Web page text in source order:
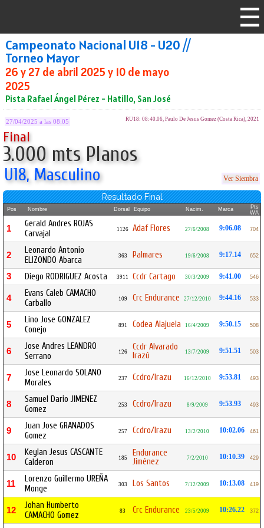
Campeonato Nacional U18 - U20 //
Torneo Mayor
26 y 27 de abril 2025 y 10 de mayo
2025
Pista Rafael Ángel Pérez - Hatillo, San José
27/04/2025 a las 08:05 RU18: 08:40.06, Paulo De Jesus Gomez (Costa Rica), 2021
Final
3.000 mts Planos
U18, Masculino Ver Siembra
Resultado Final
Pos Nombre Dorsal Equipo Nacim. Marca
Pts
WA
1
Gerald Andres ROJAS
Carvajal
1126 Adaf Flores 27/6/2008 9:06.08 704
2
Leonardo Antonio
ELIZONDO Abarca
363 Palmares 19/6/2008 9:17.14 652
3 Diego RODRIGUEZ Acosta 3911 Ccdr Cartago 30/3/2009 9:41.00 546
4
Evans Caleb CAMACHO
Carballo
109 Crc Endurance 27/12/2010 9:44.16 533
5
Lino Jose GONZALEZ
Conejo
891 Codea Alajuela 16/4/2009 9:50.15 508
6
Jose Andres LEANDRO
Serrano
126
Ccdr Alvarado
Irazú
13/7/2009 9:51.51 503
7
Jose Leonardo SOLANO
Morales
237 Ccdro/Irazu 16/12/2010 9:53.81 493
8
Samuel Dario JIMENEZ
Gomez
253 Ccdro/Irazu 8/9/2009 9:53.93 493
9
Juan Jose GRANADOS
Gomez
257 Ccdro/Irazu 13/2/2010 10:02.06 461
10
Keylan Jesus CASCANTE
Calderon
185
Endurance
Jiménez
7/2/2010 10:10.39 429
11
Lorenzo Guillermo UREÑA
Monge
303 Los Santos 7/12/2009 10:13.08 419
12
Johan Humberto
CAMACHO Gomez
83 Crc Endurance 23/5/2009 10:26.22 372